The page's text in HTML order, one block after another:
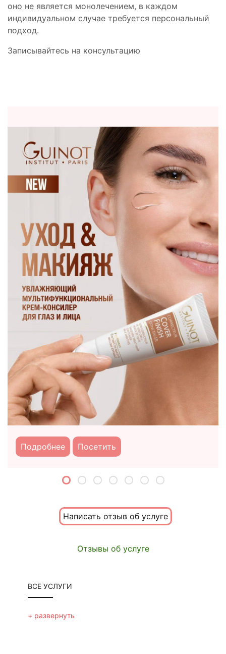
оно не является монолечением, в каждом
индивидуальном случае требуется персональный
подход.
Записывайтесь на консультацию
Подробнее Посетить
Написать отзыв об услуге
Отзывы об услуге
ВСЕ УСЛУГИ
ЛИЦО
+ развернуть